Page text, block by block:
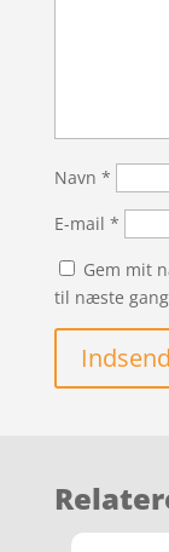
Navn *
E-mail *
Gem mit
til næste
Indsend